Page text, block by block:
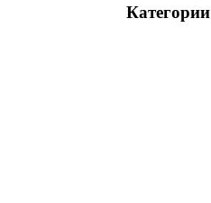
Категории